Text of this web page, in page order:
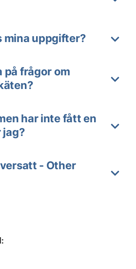
mina uppgifter?
på frågor om
har inte fått en
jag?
- Other
: